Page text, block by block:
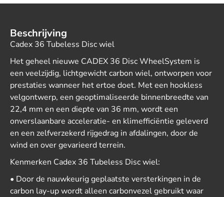
Beschrijving
Cadex 36 Tubeless Disc wiel
Het geheel nieuwe CADEX 36 Disc WheelSystem is
een veelzijdig, lichtgewicht carbon wiel, ontworpen voor
prestaties wanneer het ertoe doet. Met een hookless
velgontwerp, een geoptimaliseerde binnenbreedte van
22,4 mm en een diepte van 36 mm, wordt een
onverslaanbare acceleratie- en klimefficiëntie geleverd
en een zelfverzekerd rijgedrag in afdalingen, door de
wind en over gevarieerd terrein.
Kenmerken Cadex 36 Tubeless Disc wiel:
• Door de nauwkeurig geplaatste versterkingen in de
carbon lay-up wordt alleen carbonvezel gebruikt waar